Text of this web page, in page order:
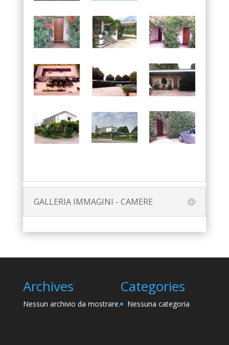
GALLERIA IMMAGINI - CAMERE
Archives
Nessun archivio da mostrare.
Categories
Nessuna categoria